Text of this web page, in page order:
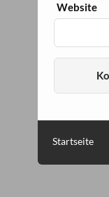
Website
Startseite